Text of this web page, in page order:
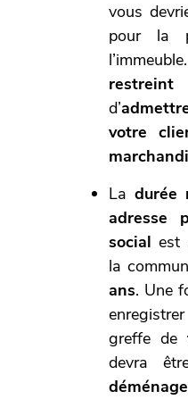
vous
pour la
restreint
d’
votre
La durée
adresse
social est
la
ans. Une
greffe de
devra